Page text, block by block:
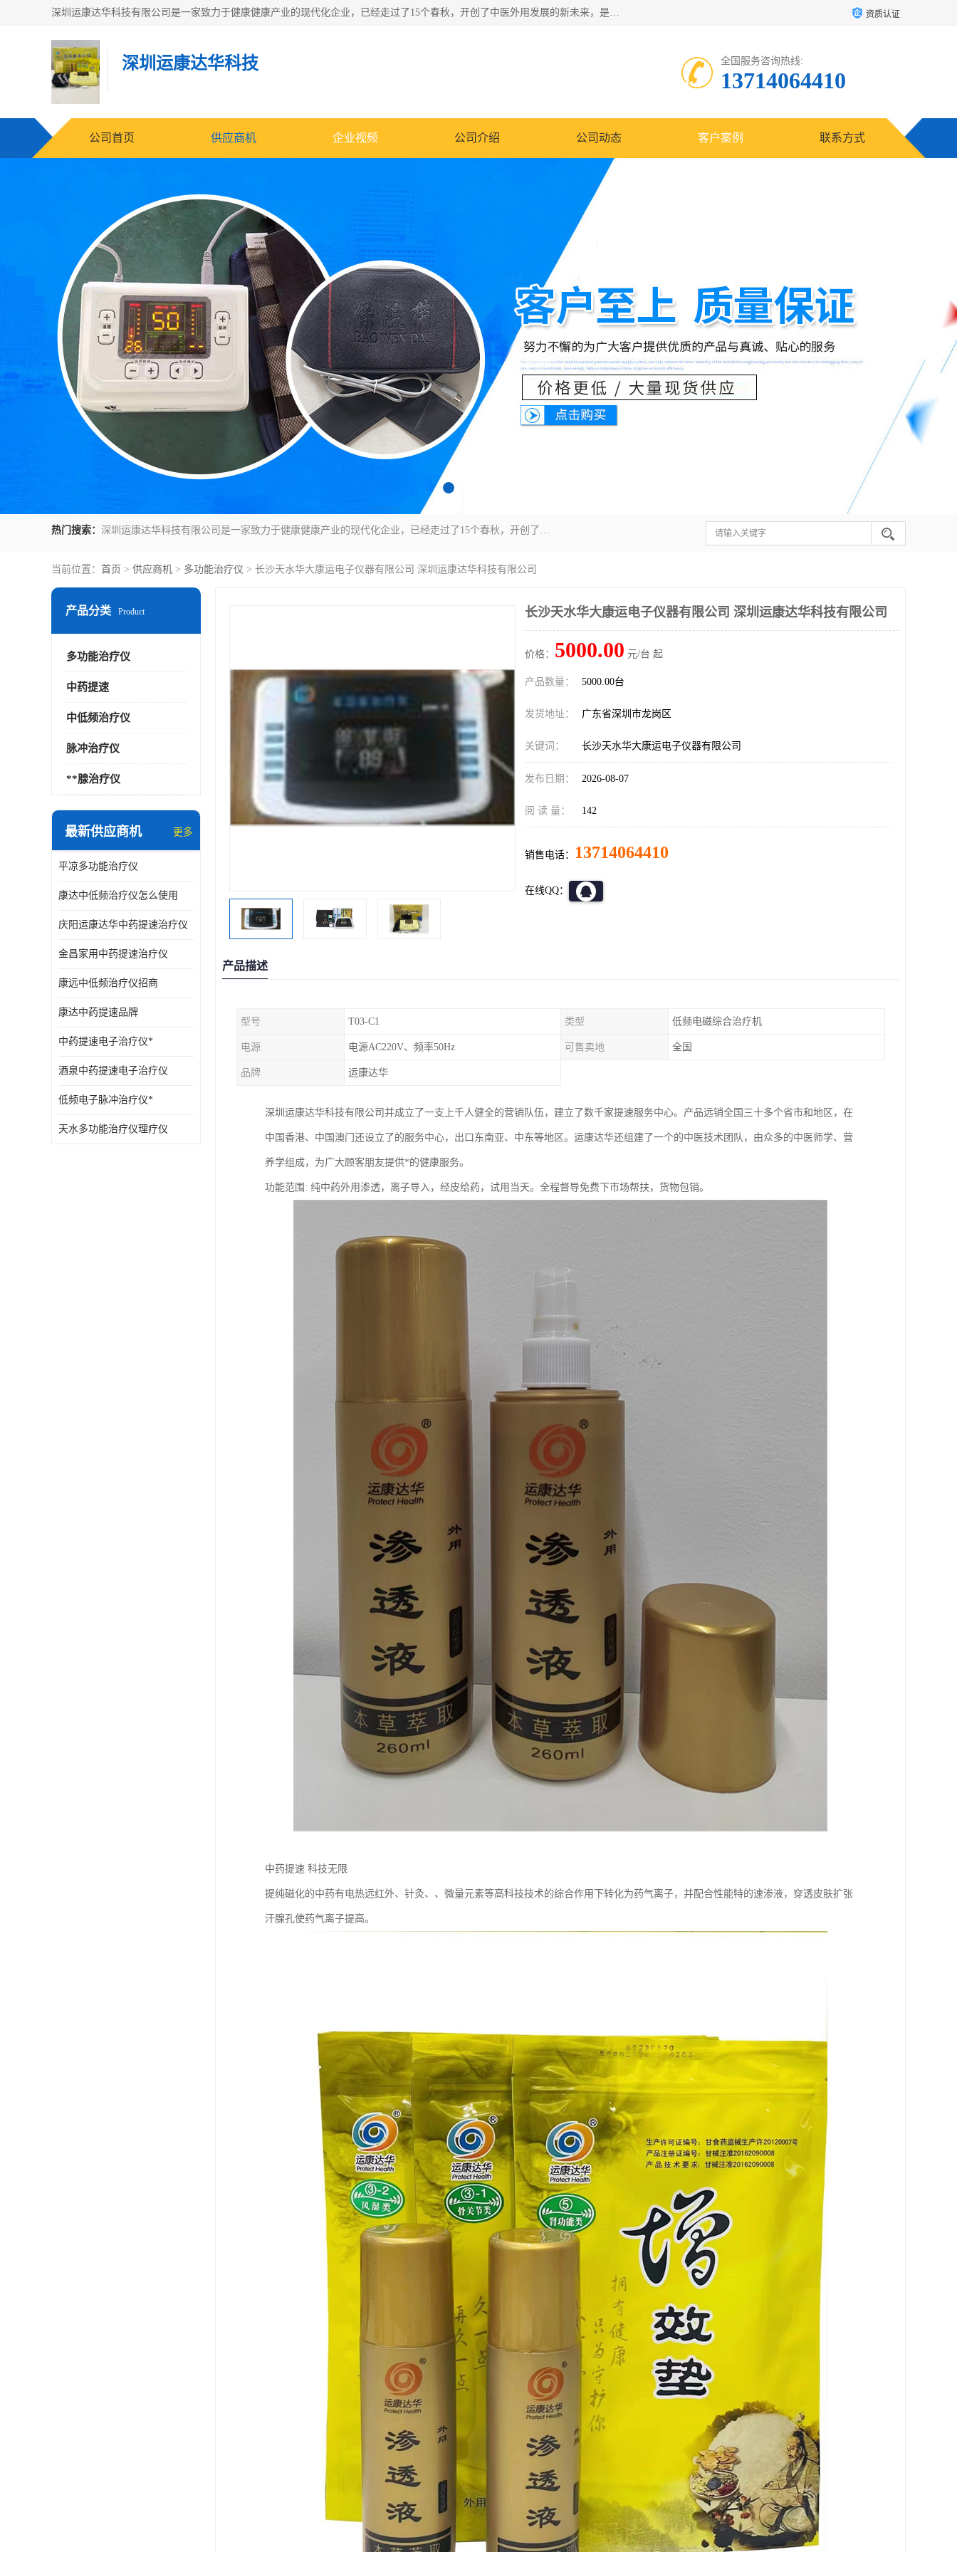
深圳运康达华科技有限公司是一家致力于健康健康产业的现代化企业，已经走过了15个春秋，开创了中医外用发展的新未来，是专业从事中医医疗仪器的研发、生产、销售、服务为一体的子公司，在医疗器械的设计、开发和生产方面率先引进国际先进技术和好的科技人员，先后开发出了场效应治疗仪、多功能治疗仪、颈椎治疗仪、腰椎治疗仪、增效垫等多个系列。 资质认证
深圳运康达华科技 全国服务咨询热线:
13714064410
公司首页 供应商机 企业视频 公司介绍 公司动态 客户案例 联系方式
热门搜索： 深圳运康达华科技有限公司是一家致力于健康健康产业的现代化企业，已经走过了15个春秋，开创了中医外用发展的新未来，是专业从事中医医疗仪器的研发、生产、销售、服务为一体的子公司，在医疗器械的设计、开发和生产方面率先引进国际先进技术和好的科技人员，先后开发出了场效应治疗仪、多功能治疗仪、颈椎治疗仪、腰椎治疗仪、增效垫等多个系列。
当前位置： 首页 > 供应商机 > 多功能治疗仪 > 长沙天水华大康运电子仪器有限公司 深圳运康达华科技有限公司
产品分类 Product
多功能治疗仪
中药提速
中低频治疗仪
脉冲治疗仪
**腺治疗仪
最新供应商机 更多
平凉多功能治疗仪
康达中低频治疗仪怎么使用
庆阳运康达华中药提速治疗仪
金昌家用中药提速治疗仪
康远中低频治疗仪招商
康达中药提速品牌
中药提速电子治疗仪*
酒泉中药提速电子治疗仪
低频电子脉冲治疗仪*
天水多功能治疗仪理疗仪
长沙天水华大康运电子仪器有限公司 深圳运康达华科技有限公司
价格： 5000.00 元/台 起
产品数量： 5000.00台
发货地址： 广东省深圳市龙岗区
关键词： 长沙天水华大康运电子仪器有限公司
发布日期： 2026-08-07
阅 读 量： 142
销售电话： 13714064410
在线QQ：
产品描述
型号 T03-C1 类型 低频电磁综合治疗机
电源 电源AC220V、频率50Hz 可售卖地 全国
品牌 运康达华
深圳运康达华科技有限公司并成立了一支上千人健全的营销队伍，建立了数千家提速服务中心。产品远销全国三十多个省市和地区，在
中国香港、中国澳门还设立了的服务中心，出口东南亚、中东等地区。运康达华还组建了一个的中医技术团队，由众多的中医师学、营
养学组成，为广大顾客朋友提供*的健康服务。
功能范围: 纯中药外用渗透，离子导入，经皮给药，试用当天。全程督导免费下市场帮扶，货物包销。
中药提速 科技无限
提纯磁化的中药有电热远红外、针灸、、微量元素等高科技技术的综合作用下转化为药气离子，并配合性能特的速渗液，穿透皮肤扩张
汗腺孔使药气离子提高。